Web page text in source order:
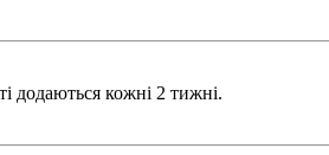
додаються кожні 2 тижні.